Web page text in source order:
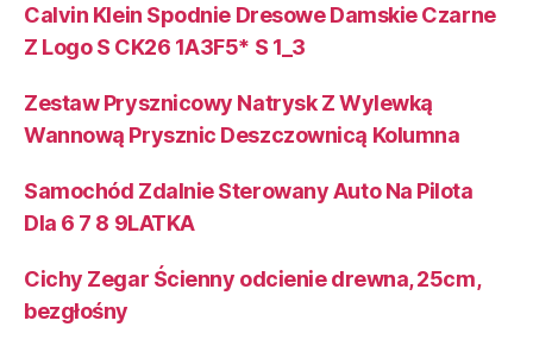
Calvin Klein Spodnie Dresowe Damskie Czarne
Z Logo S CK26 1A3F5* S 1_3
Zestaw Prysznicowy Natrysk Z Wylewką
Wannową Prysznic Deszczownicą Kolumna
Samochód Zdalnie Sterowany Auto Na Pilota
Dla 6 7 8 9LATKA
Cichy Zegar Ścienny odcienie drewna, 25cm,
bezgłośny